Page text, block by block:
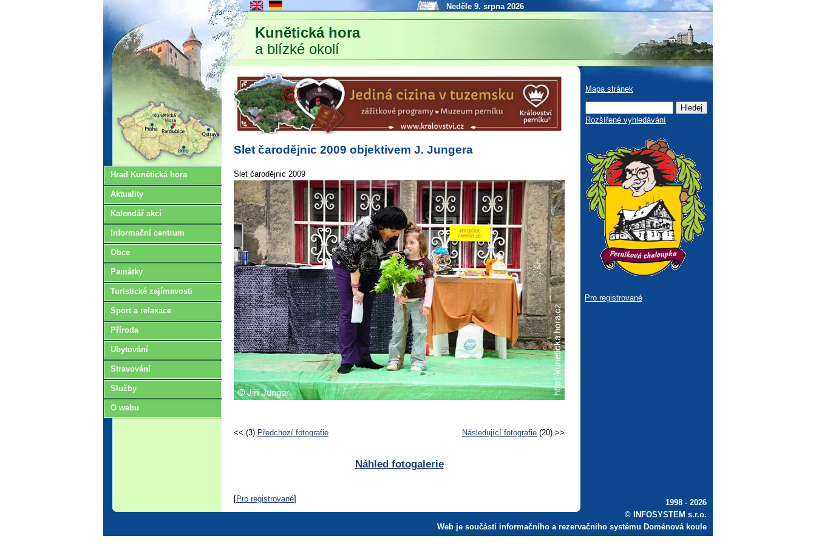
Kunětická hora
a blízké okolí
Neděle 9. srpna 2026
Hrad Kunětická hora
Aktuality
Kalendář akcí
Informační centrum
Obce
Památky
Turistické zajímavosti
Sport a relaxace
Příroda
Ubytování
Stravování
Služby
O webu
Slet čarodějnic 2009 objektivem J. Jungera
Slet čarodějnic 2009
<< (3) Předchozí fotografie Následující fotografie (20) >>
Náhled fotogalerie
[Pro registrované]
Mapa stránek
Rozšířené vyhledávání
Pro registrované
1998 - 2026
© INFOSYSTEM s.r.o.
Web je součástí informačního a rezervačního systému Doménová koule